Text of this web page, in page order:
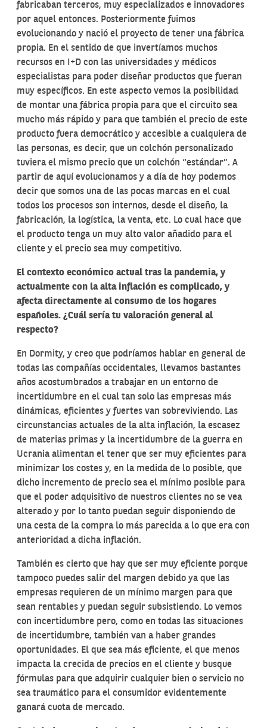
fabricaban terceros, muy especializados e innovadores
por aquel entonces. Posteriormente fuimos
evolucionando y nació el proyecto de tener una fábrica
propia. En el sentido de que invertíamos muchos
recursos en I+D con las universidades y médicos
especialistas para poder diseñar productos que fueran
muy específicos. En este aspecto vemos la posibilidad
de montar una fábrica propia para que el circuito sea
mucho más rápido y para que también el precio de este
producto fuera democrático y accesible a cualquiera de
las personas, es decir, que un colchón personalizado
tuviera el mismo precio que un colchón “estándar”. A
partir de aquí evolucionamos y a día de hoy podemos
decir que somos una de las pocas marcas en el cual
todos los procesos son internos, desde el diseño, la
fabricación, la logística, la venta, etc. Lo cual hace que
el producto tenga un muy alto valor añadido para el
cliente y el precio sea muy competitivo.
El contexto económico actual tras la pandemia, y
actualmente con la alta inflación es complicado, y
afecta directamente al consumo de los hogares
españoles. ¿Cuál sería tu valoración general al
respecto?
En Dormity, y creo que podríamos hablar en general de
todas las compañías occidentales, llevamos bastantes
años acostumbrados a trabajar en un entorno de
incertidumbre en el cual tan solo las empresas más
dinámicas, eficientes y fuertes van sobreviviendo. Las
circunstancias actuales de la alta inflación, la escasez
de materias primas y la incertidumbre de la guerra en
Ucrania alimentan el tener que ser muy eficientes para
minimizar los costes y, en la medida de lo posible, que
dicho incremento de precio sea el mínimo posible para
que el poder adquisitivo de nuestros clientes no se vea
alterado y por lo tanto puedan seguir disponiendo de
una cesta de la compra lo más parecida a lo que era con
anterioridad a dicha inflación.
También es cierto que hay que ser muy eficiente porque
tampoco puedes salir del margen debido ya que las
empresas requieren de un mínimo margen para que
sean rentables y puedan seguir subsistiendo. Lo vemos
con incertidumbre pero, como en todas las situaciones
de incertidumbre, también van a haber grandes
oportunidades. El que sea más eficiente, el que menos
impacta la crecida de precios en el cliente y busque
fórmulas para que adquirir cualquier bien o servicio no
sea traumático para el consumidor evidentemente
ganará cuota de mercado.